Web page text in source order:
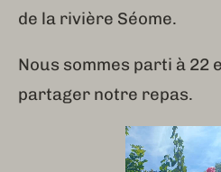
de la rivière Séome.
Nous sommes parti à 22
partager notre repas.